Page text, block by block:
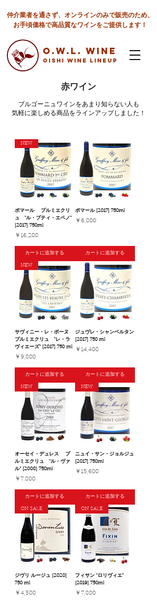
O.W.L. Wine
Oishi Wine lineup
仲介業者を通さず、オンラインのみで販売のため、
お手頃価格で高品質なワインをご提供します！
赤ワイン
ブルゴーニュワインをあまり知らない人も
気軽に楽しめる商品をラインアップしました！
NEW
ポマール プルミエクリ
ュ "ル・プティ・エペノ"
[2017] 750ml
価格
￥16,200
カートに追加する
ポマール [2017] 750ml
価格
￥6,800
カートに追加する
NEW
サヴィニー・レ・ボーヌ
プルミエクリュ "レ・ラ
ヴィエーズ" [2017] 750 ml
価格
￥9,800
カートに追加する
ジュヴレ・シャンベルタン
[2017] 750 ml
価格
￥14,400
カートに追加する
NEW
オーセイ・デュレス プ
ルミエクリュ "ル・ヴァ
ル" [2008] 750ml
価格
￥7,800
カートに追加する
NEW
ニュイ・サン・ジョルジュ
[2017] 750ml
価格
￥15,600
カートに追加する
ON SALE
ジヴリ ルージュ [2020]
750 ml
価格
￥4,500
ON SALE
フィサン "ロリヴィエ"
[2019] 750ml
価格
￥7,800